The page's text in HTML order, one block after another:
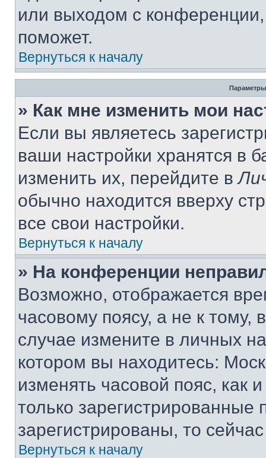
или выходом с
поможет.
Вернуться к началу
Параметры
» Как мне изменить мои
Если вы являетесь
ваши настройки хранятся в
изменить их, перейдите в
обычно находится вверху
все свои настройки.
Вернуться к началу
» На конференции
Возможно, отображается
часовому поясу, а не к тому,
случае измените в личных
котором вы находитесь:
изменять часовой пояс, как
только
зарегистрированы, то
Вернуться к началу